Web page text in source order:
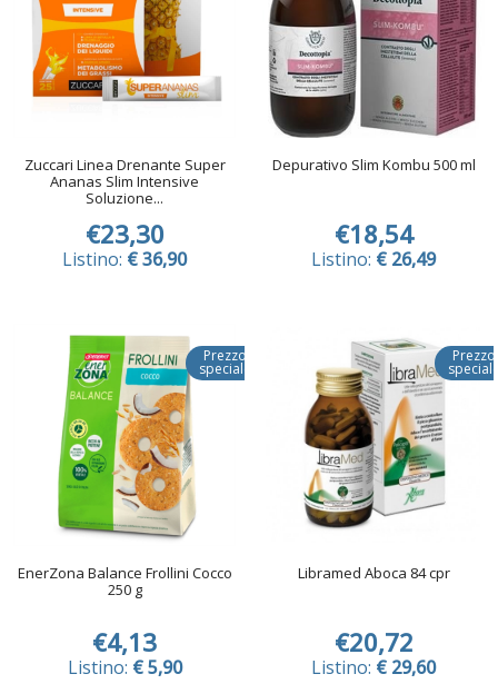
Zuccari Linea Drenante Super
Ananas Slim Intensive
Soluzione...
€23,30
Listino: € 36,90
Depurativo Slim Kombu 500 ml
€18,54
Listino: € 26,49
Prezzo
speciale
EnerZona Balance Frollini Cocco
250 g
€4,13
Listino: € 5,90
Prezzo
Libramed Aboca 84 cpr
€20,72
Listino: € 29,60